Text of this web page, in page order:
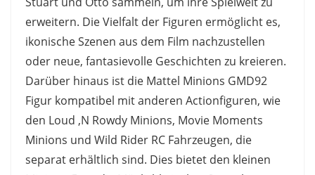
erweitern. Die Vielfalt der Figuren ermöglicht es,
ikonische Szenen aus dem Film nachzustellen
oder neue, fantasievolle Geschichten zu kreieren.
Darüber hinaus ist die Mattel Minions GMD92
Figur kompatibel mit anderen Actionfiguren, wie
den Loud ‚N Rowdy Minions, Movie Moments
Minions und Wild Rider RC Fahrzeugen, die
separat erhältlich sind. Dies bietet den kleinen